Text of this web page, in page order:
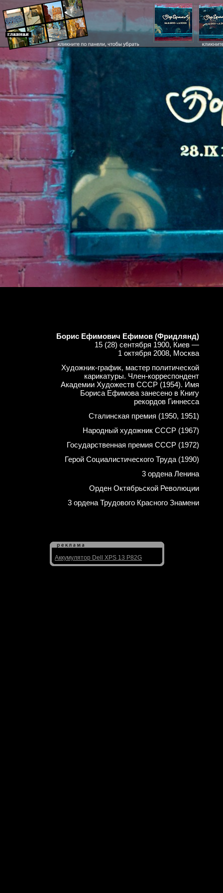
Борис Ефимович Ефимов (Фридлянд)
15 (28) сентября 1900, Киев —
1 октября 2008, Москва
Художник-график, мастер политической
карикатуры. Член-корреспондент
Академии Художеств СССР (1954). Имя
Бориса Ефимова занесено в Книгу
рекордов Гиннесса
Сталинская премия (1950, 1951)
Народный художник СССР (1967)
Государственная премия СССР (1972)
Герой Социалистического Труда (1990)
3 ордена Ленина
Орден Октябрьской Революции
3 ордена Трудового Красного Знамени
Аккумулятор Dell XPS 13 P82G